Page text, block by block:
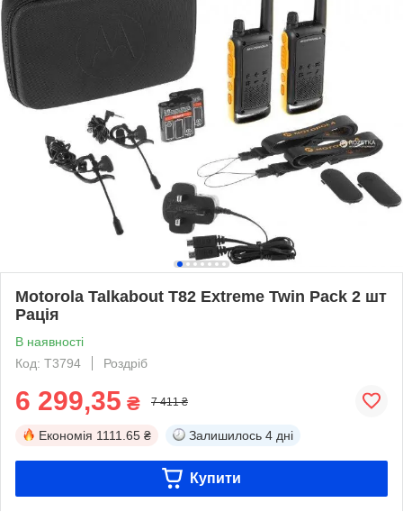
Motorola Talkabout T82 Extreme Twin Pack 2 шт
Рація
В наявності
Код: T3794
Роздріб
6 299,35 ₴ 7 411 ₴
Економія 1111.65 ₴ Залишилось 4 дні
Купити